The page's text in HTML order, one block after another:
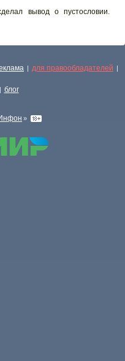
вывод о пустословии.
| для правообладателей |
| блог
»